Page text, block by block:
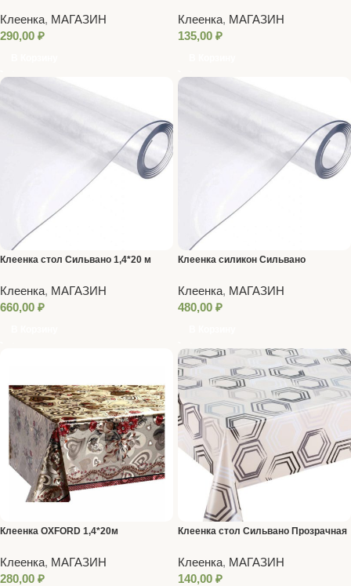
Клеенка, МАГАЗИН
290,00 ₽
Клеенка, МАГАЗИН
135,00 ₽
Клеенка стол Сильвано 1,4*20 м
Клеенка, МАГАЗИН
660,00 ₽
Клеенка силикон Сильвано
Клеенка, МАГАЗИН
480,00 ₽
Клеенка OXFORD 1,4*20м
Клеенка, МАГАЗИН
280,00 ₽
Клеенка стол Сильвано Прозрачная
Клеенка, МАГАЗИН
140,00 ₽